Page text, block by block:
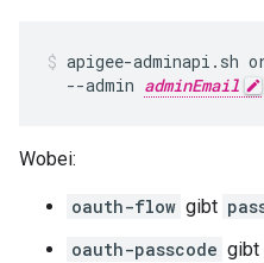
apigee-
  --admin
adminEmail
Wobei:
oauth-flow gibt
oauth-passcode gibt